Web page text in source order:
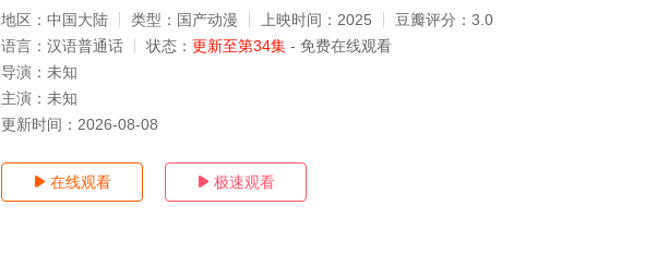
地区： 中国大陆 类型： 国产动漫 上映时间： 2025 豆瓣评分： 3.0
语言： 汉语普通话 状态： 更新至第34集 - 免费在线观看
导演： 未知
主演： 未知
更新时间： 2026-08-08
 在线观看  极速观看